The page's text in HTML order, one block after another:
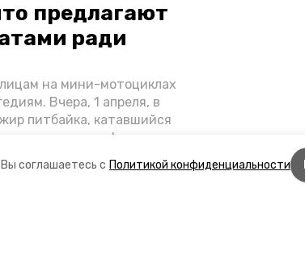
соглашаетесь с Политикой конфиденциальности
предлагают
ради
на мини-мотоциклах
Вчера, 1 апреля, в
питбайка, катавшийся
на пресс-конференции